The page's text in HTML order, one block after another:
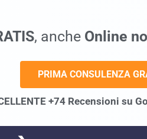
, anche Online
PRIMA CONSULENZA
+74 Recensioni su